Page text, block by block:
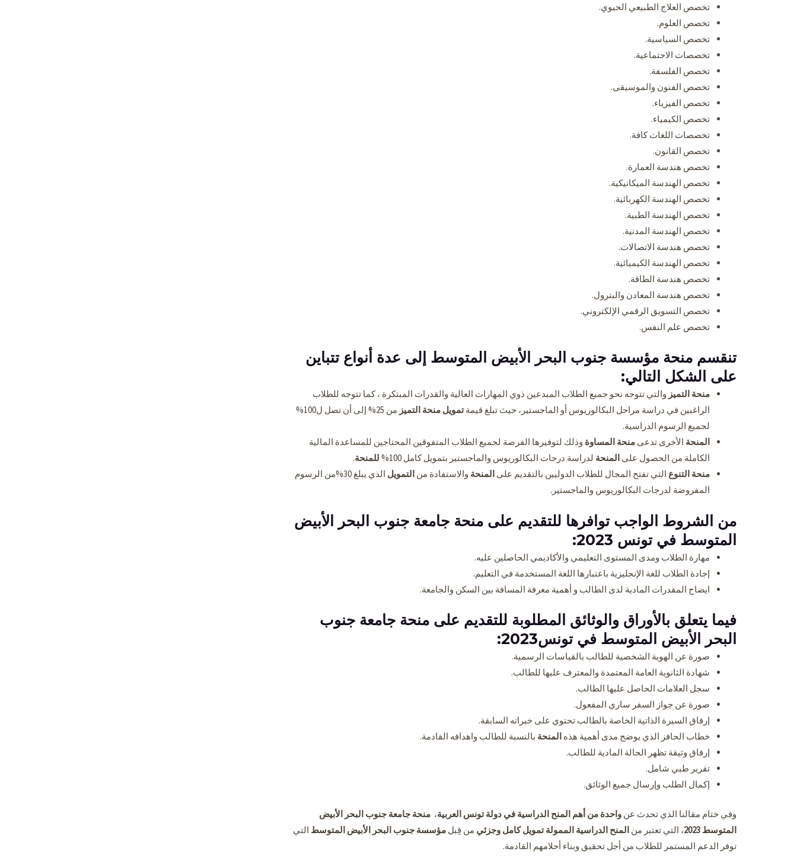
تخصص العلاج الطبيعي الحيوي.
تخصص العلوم.
تخصص السياسية.
تخصصات الاجتماعية.
تخصص الفلسفة.
تخصص الفنون والموسيقى.
تخصص الفيزياء.
تخصص الكيمياء.
تخصصات اللغات كافة.
تخصص القانون.
تخصص هندسة العمارة.
تخصص الهندسة الميكانيكية.
تخصص الهندسة الكهربائية.
تخصص الهندسة الطبية.
تخصص الهندسة المدنية.
تخصص هندسة الاتصالات.
تخصص الهندسة الكيميائية.
تخصص هندسة الطاقة.
تخصص هندسة المعادن والبترول.
تخصص التسويق الرقمي الإلكتروني.
تخصص علم النفس.
تنقسم منحة مؤسسة جنوب البحر الأبيض المتوسط إلى عدة أنواع تتباين
على الشكل التالي:
منحة التميز والتي تتوجه نحو جميع الطلاب المبدعين ذوي المهارات العالية والقدرات المبتكرة ، كما تتوجه للطلاب
الراغبين في دراسة مراحل البكالوريوس أو الماجستير، حيث تبلغ قيمةتمويل منحة التميز
من 25% إلى أن تصل ل100%
لجميع الرسوم الدراسية.
المنحة الأخرى تدعى منحة المساوة وذلك لتوفيرها الفرصة لجميع الطلاب المتفوقين المحتاجين للمساعدة المالية
الكاملة من الحصول على المنحة لدراسة درجات البكالوريوس والماجستير بتمويل كامل 100% للمنحة.
منحة التنوع التي تفتح المجال للطلاب الدوليين بالتقديم على المنحة والاستفادة من التمويل
الذي يبلغ 30%من الرسوم
المفروضة لدرجات البكالوريوس والماجستير.
من الشروط الواجب توافرها للتقديم على منحة جامعة جنوب البحر الأبيض
المتوسط في تونس 2023:
مهارة الطلاب ومدى المستوى التعليمي والأكاديمي الحاصلين عليه.
إجادة الطلاب للغة الإنجليزية باعتبارها اللغة المستخدمة في التعليم.
ايضاح المقدرات المادية لدى الطالب و أهمية معرفة المسافة بين السكن والجامعة.
فيما يتعلق بالأوراق والوثائق المطلوبة للتقديم على منحة جامعة جنوب
البحر الأبيض المتوسط في تونس2023:
صورة عن الهوية الشخصية للطالب بالقياسات الرسمية.
شهادة الثانوية العامة المعتمدة والمعترف عليها للطالب.
سجل العلامات الحاصل عليها الطالب.
صورة عن جواز السفر ساري المفعول.
إرفاق السيرة الذاتية الخاصة بالطالب تحتوي على خبراته السابقة.
خطاب الحافز الذي يوضح مدى أهمية هذه المنحة بالنسبة للطالب واهدافه القادمة.
إرفاق وثيقة تظهر الحالة المادية للطالب.
تقرير طبي شامل.
إكمال الطلب وإرسال جميع الوثائق.
وفي ختام مقالنا الذي تحدث عن واحدة من أهم المنح الدراسية في دولة تونس العربية، منحة جامعة جنوب البحر الأبيض
المتوسط 2023
، التي تعتبر من المنح الدراسية الممولة تمويل كامل وجزئي من قِبل مؤسسة جنوب البحر الأبيض المتوسط التي
توفر الدعم المستمر للطلاب من أجل تحقيق وبناء أحلامهم القادمة.